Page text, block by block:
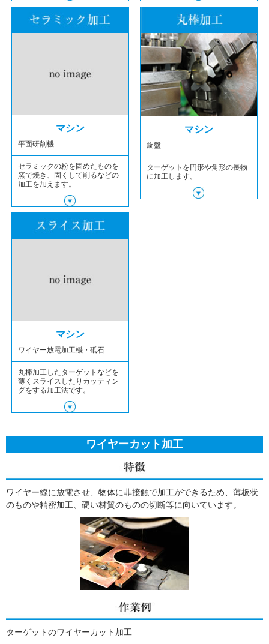
マシン
平面研削機
セラミックの粉を固めたものを
窯で焼き、固くして削るなどの
加工を加えます。
マシン
旋盤
ターゲットを円形や角形の長物
に加工します。
マシン
ワイヤー放電加工機・砥石
丸棒加工したターゲットなどを
薄くスライスしたりカッティン
グをする加工法です。
ワイヤーカット加工
ワイヤー線に放電させ、物体に非接触で加工ができるため、薄板状
のものや精密加工、硬い材質のものの切断等に向いています。
ターゲットのワイヤーカット加工